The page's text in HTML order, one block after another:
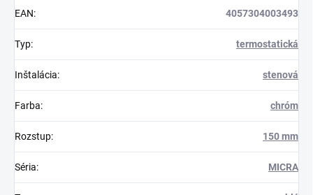
EAN: 4057304003493
Typ: termostatická
Inštalácia: stenová
Farba: chróm
Rozstup: 150 mm
Séria: MICRA